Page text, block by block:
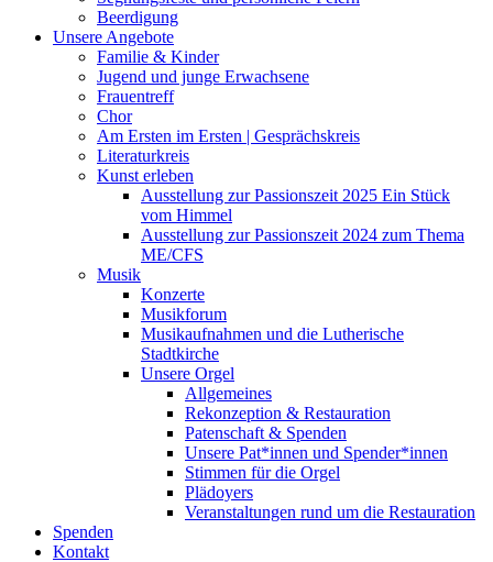
Beerdigung
Unsere Angebote
Familie & Kinder
Jugend und junge Erwachsene
Frauentreff
Chor
Am Ersten im Ersten | Gesprächskreis
Literaturkreis
Kunst erleben
Ausstellung zur Passionszeit 2025 Ein Stück
vom Himmel
Ausstellung zur Passionszeit 2024 zum Thema
ME/CFS
Musik
Konzerte
Musikforum
Musikaufnahmen und die Lutherische
Stadtkirche
Unsere Orgel
Allgemeines
Rekonzeption & Restauration
Patenschaft & Spenden
Unsere Pat*innen und Spender*innen
Stimmen für die Orgel
Plädoyers
Veranstaltungen rund um die Restauration
Spenden
Kontakt